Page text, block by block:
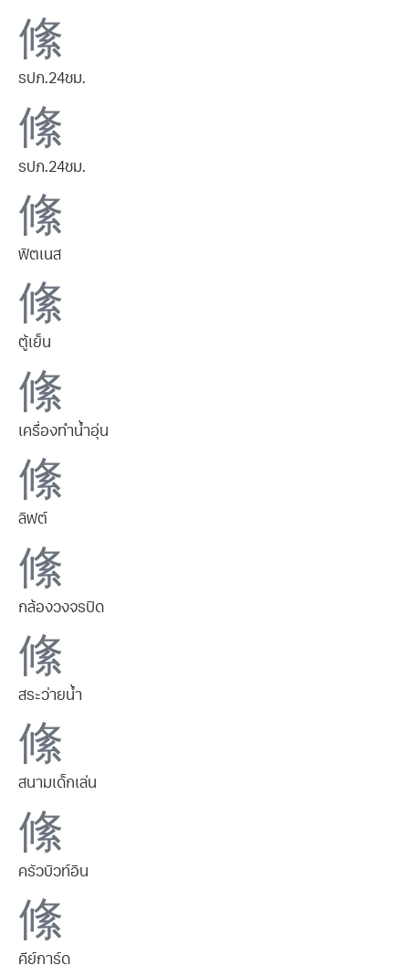
รปภ.24ชม.
รปภ.24ชม.
ฟิตเนส
ตู้เย็น
เครื่องทำน้ำอุ่น
ลิฟต์
กล้องวงจรปิด
สระว่ายน้ำ
สนามเด็กเล่น
ครัวบิวท์อิน
คีย์การ์ด